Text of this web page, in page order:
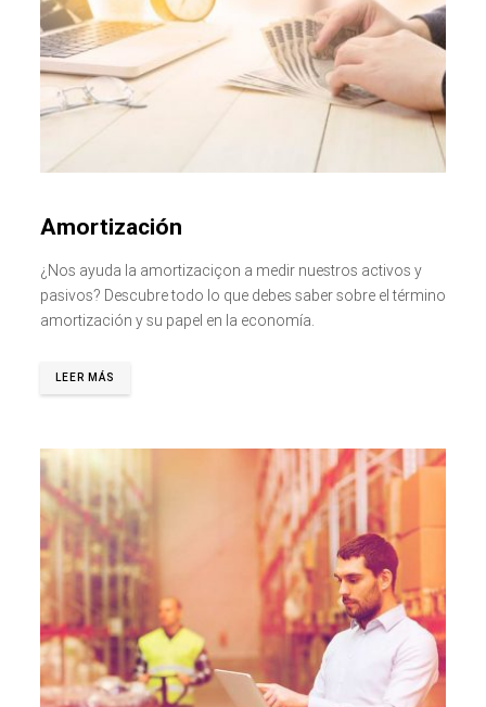
Amortización
¿Nos ayuda la amortizaciçon a medir nuestros activos y
pasivos? Descubre todo lo que debes saber sobre el término
amortización y su papel en la economía.
LEER MÁS